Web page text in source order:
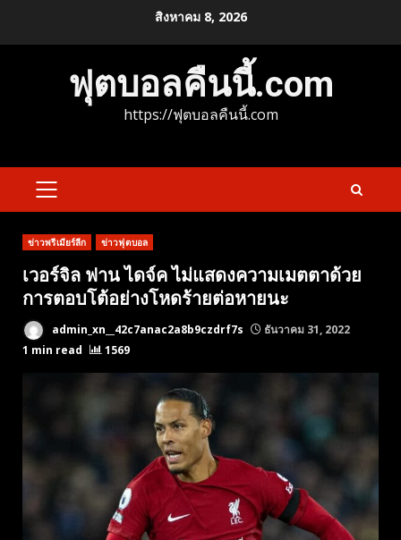
สิงหาคม 8, 2026
ฟุตบอลคืนนี้.com
https://ฟุตบอลคืนนี้.com
PRIMARY
ข่าวพรีเมียร์ลีก ข่าวฟุตบอล
เวอร์จิล ฟาน ไดจ์ค ไม่แสดงความเมตตาด้วย
การตอบโต้อย่างโหดร้ายต่อหายนะ
admin_xn__42c7anac2a8b9czdrf7s
ธันวาคม 31, 2022
1 min read
1569